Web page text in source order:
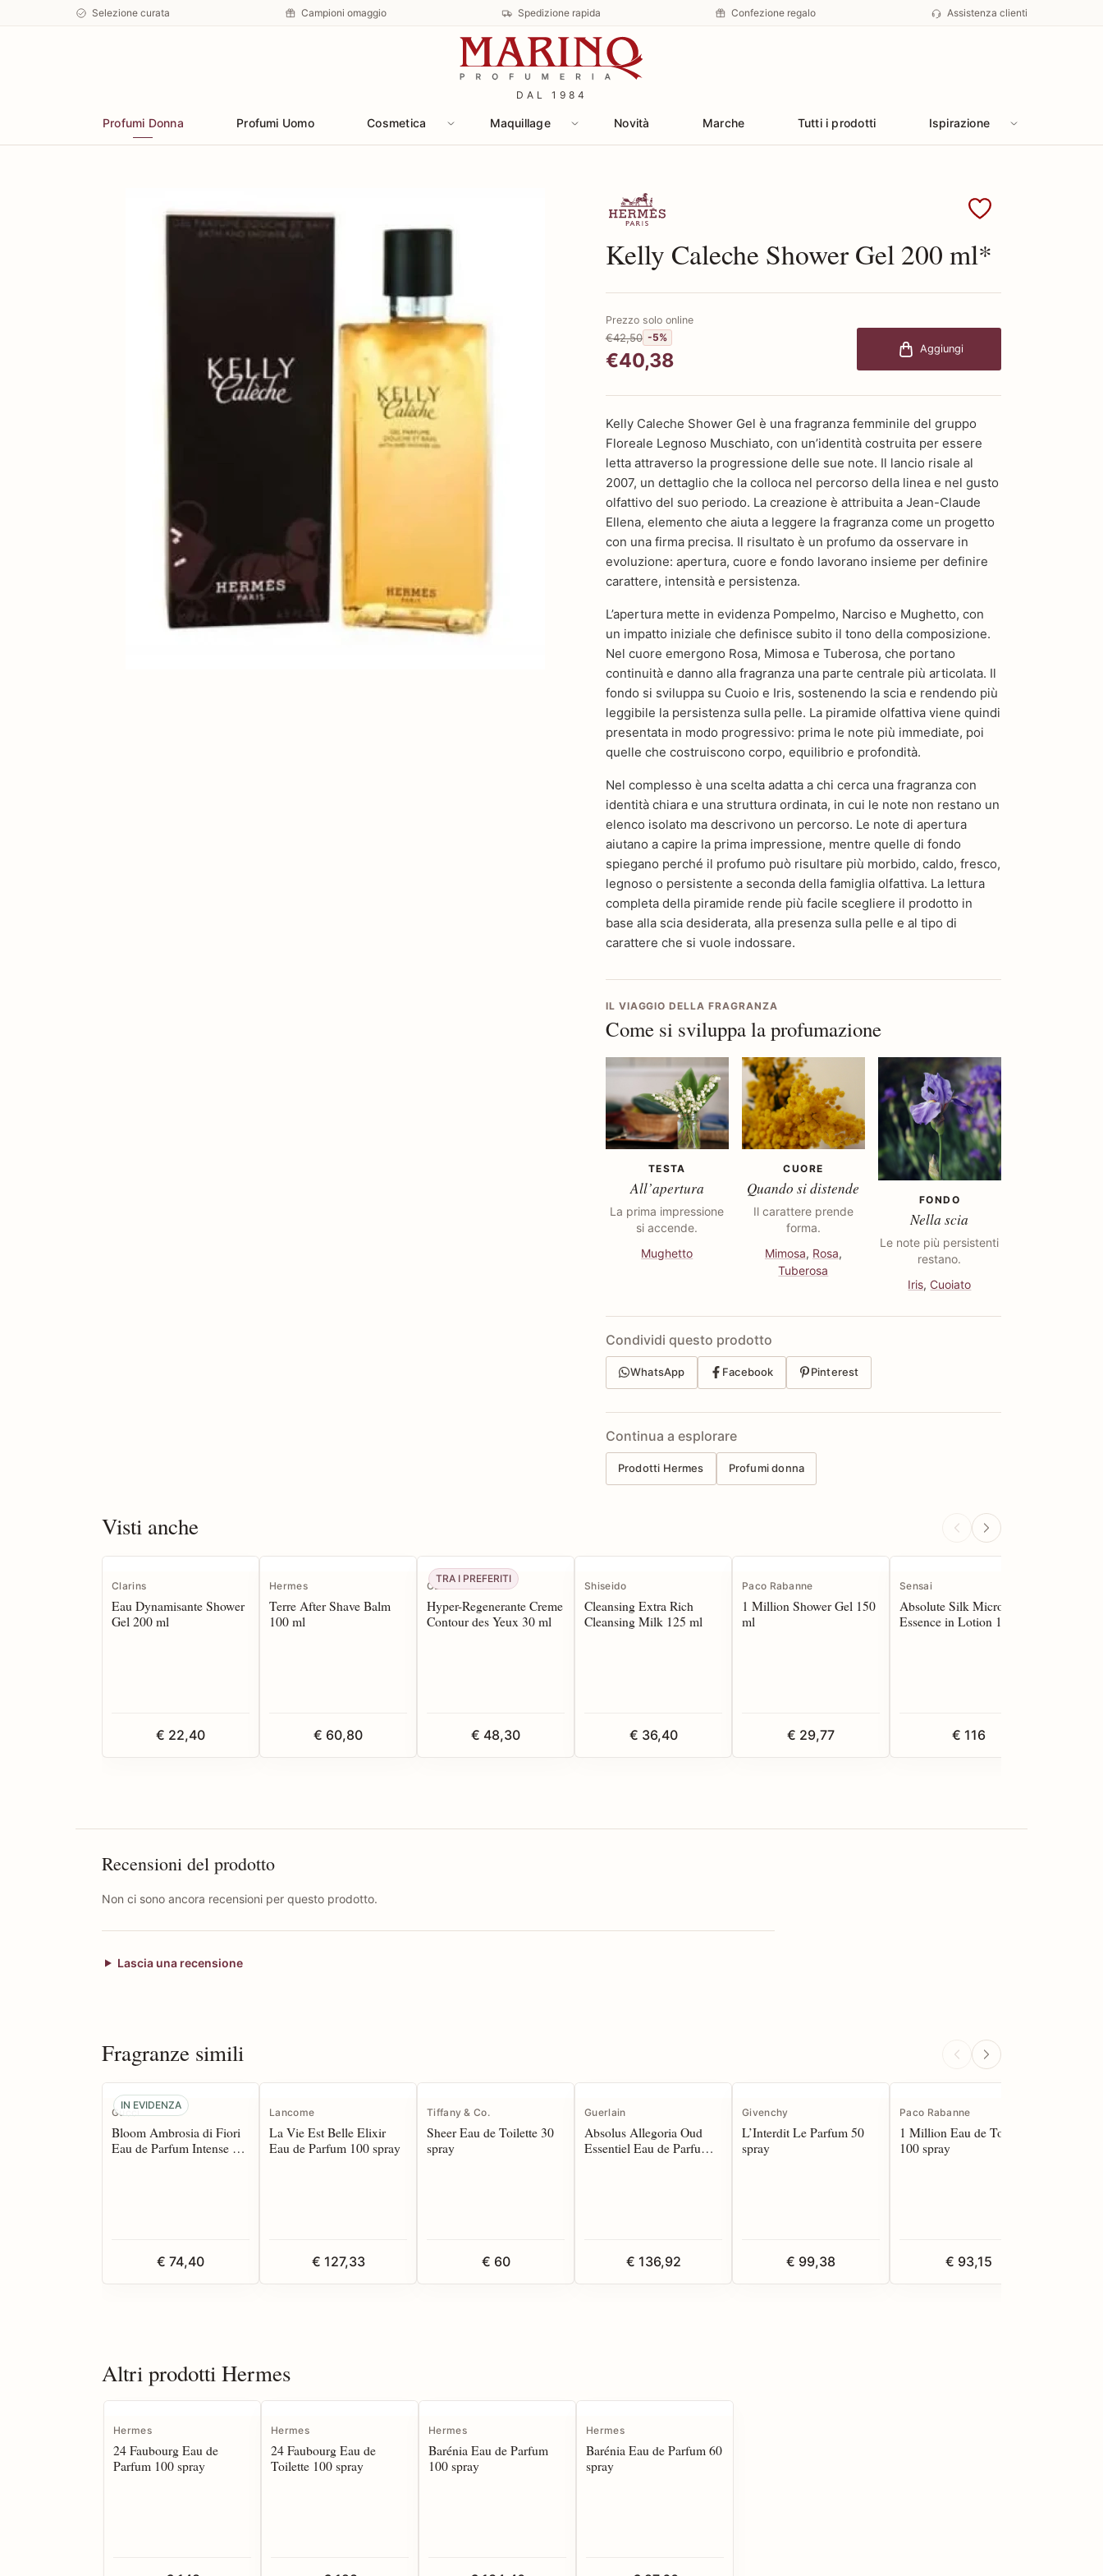
Selezione curata Campioni omaggio Spedizione rapida Confezione regalo Assistenza clienti
DAL 1984
Profumi Donna Profumi Uomo Cosmetica Maquillage Novità Marche Tutti i prodotti Ispirazione
Scopri i prodotti Hermes
Kelly Caleche Shower Gel 200 ml*
Prezzo solo online
€42,50 -5%
€40,38 Aggiungi
Kelly Caleche Shower Gel è una fragranza femminile del gruppo
Floreale Legnoso Muschiato, con un’identità costruita per essere
letta attraverso la progressione delle sue note. Il lancio risale al
2007, un dettaglio che la colloca nel percorso della linea e nel gusto
olfattivo del suo periodo. La creazione è attribuita a Jean-Claude
Ellena, elemento che aiuta a leggere la fragranza come un progetto
con una firma precisa. Il risultato è un profumo da osservare in
evoluzione: apertura, cuore e fondo lavorano insieme per definire
carattere, intensità e persistenza.
L’apertura mette in evidenza Pompelmo, Narciso e Mughetto, con
un impatto iniziale che definisce subito il tono della composizione.
Nel cuore emergono Rosa, Mimosa e Tuberosa, che portano
continuità e danno alla fragranza una parte centrale più articolata. Il
fondo si sviluppa su Cuoio e Iris, sostenendo la scia e rendendo più
leggibile la persistenza sulla pelle. La piramide olfattiva viene quindi
presentata in modo progressivo: prima le note più immediate, poi
quelle che costruiscono corpo, equilibrio e profondità.
Nel complesso è una scelta adatta a chi cerca una fragranza con
identità chiara e una struttura ordinata, in cui le note non restano un
elenco isolato ma descrivono un percorso. Le note di apertura
aiutano a capire la prima impressione, mentre quelle di fondo
spiegano perché il profumo può risultare più morbido, caldo, fresco,
legnoso o persistente a seconda della famiglia olfattiva. La lettura
completa della piramide rende più facile scegliere il prodotto in
base alla scia desiderata, alla presenza sulla pelle e al tipo di
carattere che si vuole indossare.
IL VIAGGIO DELLA FRAGRANZA
Come si sviluppa la profumazione
TESTA
All’apertura
La prima impressione
si accende.
Mughetto
CUORE
Quando si distende
Il carattere prende
forma.
Mimosa, Rosa,
Tuberosa
FONDO
Nella scia
Le note più persistenti
restano.
Iris, Cuoiato
Condividi questo prodotto
WhatsApp Facebook Pinterest
Continua a esplorare
Prodotti Hermes Profumi donna
Visti anche
Clarins
Eau Dynamisante Shower
Gel 200 ml
€ 22,40
Hermes
Terre After Shave Balm
100 ml
€ 60,80
TRA I PREFERITI
CBN
Hyper-Regenerante Creme
Contour des Yeux 30 ml
€ 48,30
Shiseido
Cleansing Extra Rich
Cleansing Milk 125 ml
€ 36,40
Paco Rabanne
1 Million Shower Gel 150
ml
€ 29,77
Sensai
Absolute Silk Micro
Essence in Lotion 125 ml
€ 116
Recensioni del prodotto
Non ci sono ancora recensioni per questo prodotto.
Lascia una recensione
Fragranze simili
IN EVIDENZA
Gucci
Bloom Ambrosia di Fiori
Eau de Parfum Intense 50
€ 74,40
Lancome
La Vie Est Belle Elixir
Eau de Parfum 100 spray
€ 127,33
Tiffany & Co.
Sheer Eau de Toilette 30
spray
€ 60
Guerlain
Absolus Allegoria Oud
Essentiel Eau de Parfum
€ 136,92
Givenchy
L’Interdit Le Parfum 50
spray
€ 99,38
Paco Rabanne
1 Million Eau de Toilette
100 spray
€ 93,15
Altri prodotti Hermes
Hermes
24 Faubourg Eau de
Parfum 100 spray
Hermes
24 Faubourg Eau de
Toilette 100 spray
Hermes
Barénia Eau de Parfum
100 spray
Hermes
Barénia Eau de Parfum 60
spray